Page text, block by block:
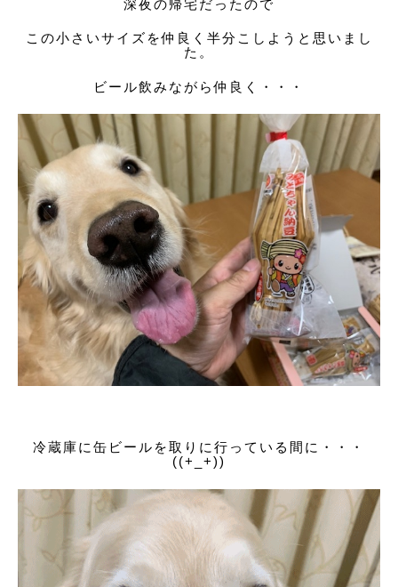
深夜の帰宅だったので
この小さいサイズを仲良く半分こしようと思いまし
た。
ビール飲みながら仲良く・・・
冷蔵庫に缶ビールを取りに行っている間に・・・
((+_+))